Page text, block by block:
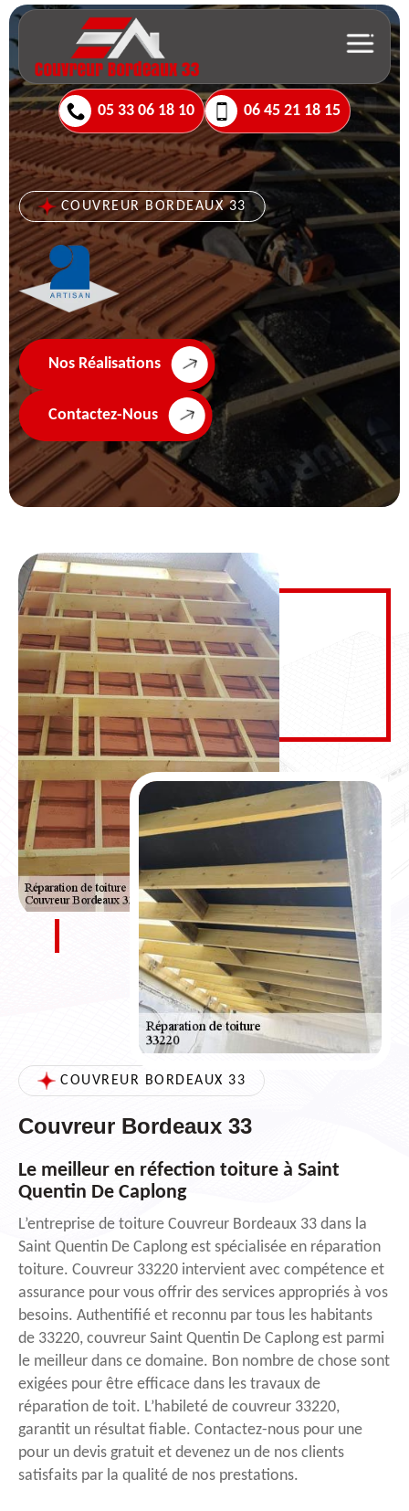
05 33 06 18 10 06 45 21 18 15
COUVREUR BORDEAUX 33
Nos Réalisations
Contactez-Nous
COUVREUR BORDEAUX 33
Couvreur Bordeaux 33
Le meilleur en réfection toiture à Saint
Quentin De Caplong
L’entreprise de toiture Couvreur Bordeaux 33 dans la
Saint Quentin De Caplong est spécialisée en réparation
toiture. Couvreur 33220 intervient avec compétence et
assurance pour vous offrir des services appropriés à vos
besoins. Authentifié et reconnu par tous les habitants
de 33220, couvreur Saint Quentin De Caplong est parmi
le meilleur dans ce domaine. Bon nombre de chose sont
exigées pour être efficace dans les travaux de
réparation de toit. L’habileté de couvreur 33220,
garantit un résultat fiable. Contactez-nous pour une
pour un devis gratuit et devenez un de nos clients
satisfaits par la qualité de nos prestations.